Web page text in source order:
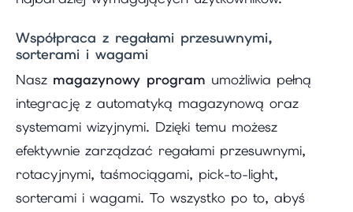
Współpraca z regałami przesuwnymi,
sorterami i wagami
Nasz magazynowy program umożliwia pełną
integrację z automatyką magazynową oraz
systemami wizyjnymi. Dzięki temu możesz
efektywnie zarządzać regałami przesuwnymi,
rotacyjnymi, taśmociągami, pick-to-light,
sorterami i wagami. To wszystko po to, abyś